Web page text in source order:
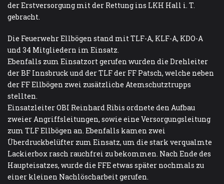
der Erstversorgung mit der Rettung ins LKH Hall i. T.
gebracht.
Die Feuerwehr Ellbögen stand mit TLF-A, KLF-A, KDO-A
und 34 Mitgliedern im Einsatz.
Ebenfalls zum Einsatzort gerufen wurden die Drehleiter
der BF Innsbruck und der TLF der FF Patsch, welche neben
der FF Ellbögen zwei zusätzliche Atemschutztrupps
stellten.
Einsatzleiter OBI Reinhard Ribis ordnete den Aufbau
zweier Angriffsleitungen, sowie eine Versorgungsleitung
zum TLF Ellbögen an. Ebenfalls kamen zwei
Überdruckbelüfter zum Einsatz, um die stark verqualmte
Lackierbox rasch rauchfrei zu bekommen. Nach Ende des
Haupteisatzes, wurde die FFE etwas später nochmals zu
einer kleinen Nachlöscharbeit gerufen.